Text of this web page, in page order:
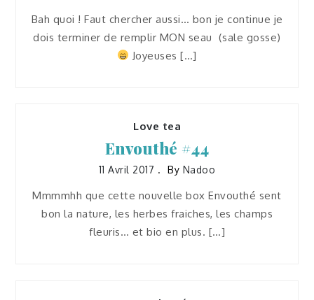
Bah quoi ! Faut chercher aussi… bon je continue je
dois terminer de remplir MON seau (sale gosse)
Joyeuses […]
Love tea
Envouthé #44
11 Avril 2017 By Nadoo
Mmmmhh que cette nouvelle box Envouthé sent
bon la nature, les herbes fraiches, les champs
fleuris… et bio en plus. […]